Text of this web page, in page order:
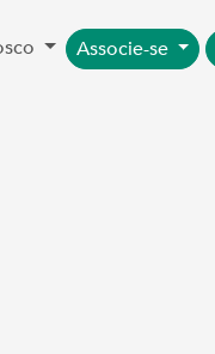
Associe-se